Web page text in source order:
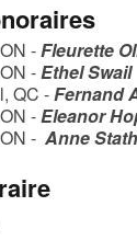
-Fleurette
-Ethel Swail
QC -Fernand
-Eleanor
- Anne